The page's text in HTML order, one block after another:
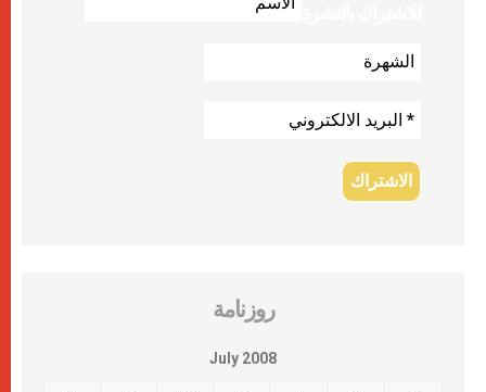
روزنامة
July 2008